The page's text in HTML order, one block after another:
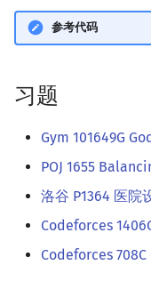
参考代码
习题
Gym 101649G
POJ 1655
洛谷 P1364 医院
Codeforces
Codeforces